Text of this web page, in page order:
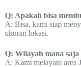
Q: Apakah bisa
A: Bisa, kami siap
ukuran lokasi.
Q: Wilayah mana
A: Kami melayani area